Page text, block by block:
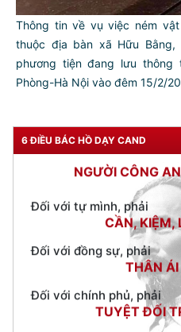
Thông tin về vụ việc ném
thuộc địa bàn xã Hữu Bằng,
phương tiện đang lưu
Phòng-Hà Nội vào đêm 15/2/
6 ĐIỀU BÁC HỒ DẠY CAND
NGƯỜI CÔNG
Đối với tự mình, phải
CẦN, KIỆM,
Đối với đồng sự, phải
THÂN
Đối với chính phủ, phải
TUYỆT ĐỐI
Đối với nhân dân, phải
KÍNH